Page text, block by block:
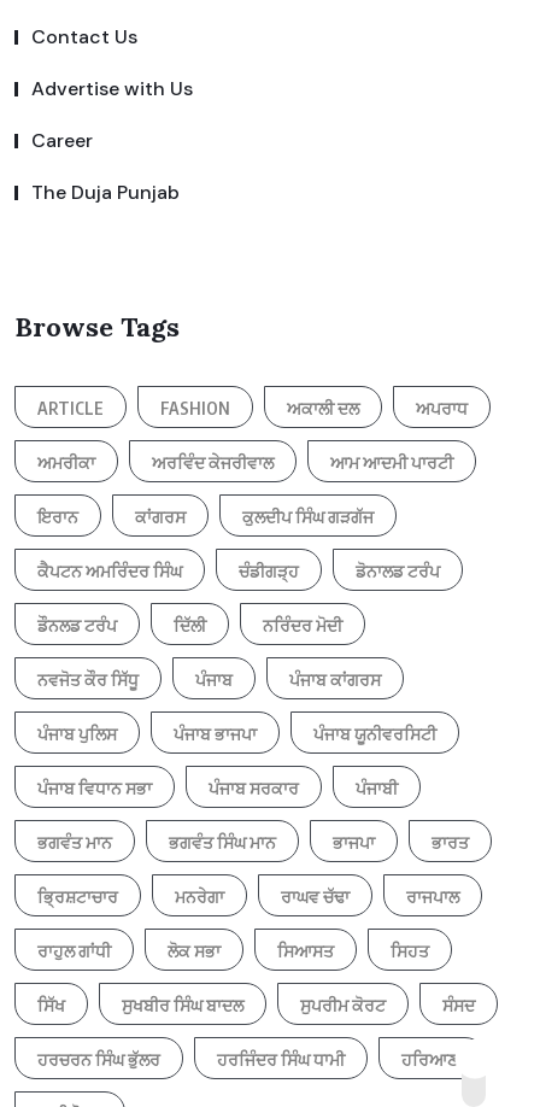
Contact Us
Advertise with Us
Career
The Duja Punjab
Browse Tags
ARTICLE FASHION ਅਕਾਲੀ ਦਲ ਅਪਰਾਧ
ਅਮਰੀਕਾ ਅਰਵਿੰਦ ਕੇਜਰੀਵਾਲ ਆਮ ਆਦਮੀ ਪਾਰਟੀ
ਇਰਾਨ ਕਾਂਗਰਸ ਕੁਲਦੀਪ ਸਿੰਘ ਗੜਗੱਜ
ਕੈਪਟਨ ਅਮਰਿੰਦਰ ਸਿੰਘ ਚੰਡੀਗੜ੍ਹ ਡੋਨਾਲਡ ਟਰੰਪ
ਡੌਨਲਡ ਟਰੰਪ ਦਿੱਲੀ ਨਰਿੰਦਰ ਮੋਦੀ
ਨਵਜੋਤ ਕੌਰ ਸਿੱਧੂ ਪੰਜਾਬ ਪੰਜਾਬ ਕਾਂਗਰਸ
ਪੰਜਾਬ ਪੁਲਿਸ ਪੰਜਾਬ ਭਾਜਪਾ ਪੰਜਾਬ ਯੂਨੀਵਰਸਿਟੀ
ਪੰਜਾਬ ਵਿਧਾਨ ਸਭਾ ਪੰਜਾਬ ਸਰਕਾਰ ਪੰਜਾਬੀ
ਭਗਵੰਤ ਮਾਨ ਭਗਵੰਤ ਸਿੰਘ ਮਾਨ ਭਾਜਪਾ ਭਾਰਤ
ਭ੍ਰਿਸ਼ਟਾਚਾਰ ਮਨਰੇਗਾ ਰਾਘਵ ਚੱਢਾ ਰਾਜਪਾਲ
ਰਾਹੁਲ ਗਾਂਧੀ ਲੋਕ ਸਭਾ ਸਿਆਸਤ ਸਿਹਤ
ਸਿੱਖ ਸੁਖਬੀਰ ਸਿੰਘ ਬਾਦਲ ਸੁਪਰੀਮ ਕੋਰਟ ਸੰਸਦ
ਹਰਚਰਨ ਸਿੰਘ ਭੁੱਲਰ ਹਰਜਿੰਦਰ ਸਿੰਘ ਧਾਮੀ ਹਰਿਆਣਾ